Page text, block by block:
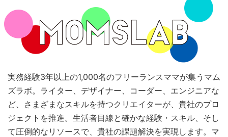
実務経験3年以上の1,000名のフリーランスママが集うマム
ズラボ。ライター、デザイナー、コーダー、エンジニアな
ど、さまざまなスキルを持つクリエイターが、貴社のプロ
ジェクトを推進。生活者目線と確かな経験・スキル、そし
て圧倒的なリソースで、貴社の課題解決を実現します。マ